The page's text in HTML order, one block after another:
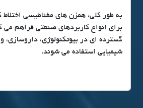
به طور کلی، همزن های مغناطیسی اختلاط
برای انواع کاربردهای صنعتی فراهم می
گسترده ای در بیوتکنولوژی، داروسازی،
شیمیایی استفاده می شوند.